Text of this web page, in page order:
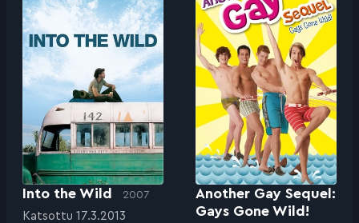
Into the Wild 2007
Katsottu 17.3.2013
Another Gay Sequel:
Gays Gone Wild!